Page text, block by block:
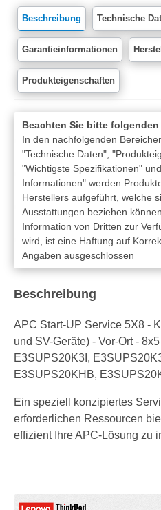
Beschreibung Technische
Garantieinformationen
Produkteigenschaften
Beachten Sie bitte folgenden
In den nachfolgenden
"Technische Daten",
"Wichtigste Spezifikationen"
Informationen" werden
Herstellers aufgeführt, welche
Ausstattungen beziehen
Information von Dritten zur
wird, ist eine Haftung auf
Angaben ausgeschlossen
Beschreibung
APC Start-UP Service 5X8 -
und SV-Geräte) - Vor-Ort -
E3SUPS20K3I,
E3SUPS20KHB,
Ein speziell konzipiertes
erforderlichen Ressourcen
effizient Ihre APC-Lösung zu